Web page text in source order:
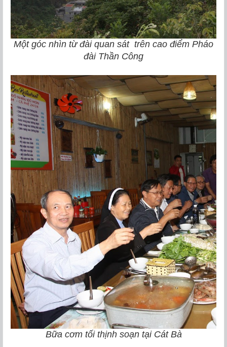
Một góc nhìn từ đài quan sát trên cao điểm Pháo
đài Thần Công
Bữa cơm tối thịnh soạn tại Cát Bà